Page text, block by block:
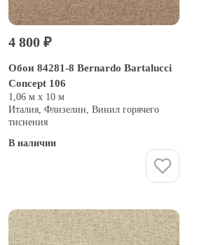
4 800 ₽
Обои 84281-8 Bernardo Bartalucci
Concept 106
1,06 м х 10 м
Италия, Флизелин, Винил горячего
тиснения
В наличии